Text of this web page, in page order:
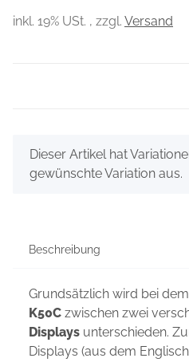
inkl. 19% USt. , zzgl. Versand
x
Dieser Artikel hat
gewünschte Variation aus.
Beschreibung
Grundsätzlich wird bei dem
K50C zwischen zwei
Displays unterschieden.
Displays (aus dem